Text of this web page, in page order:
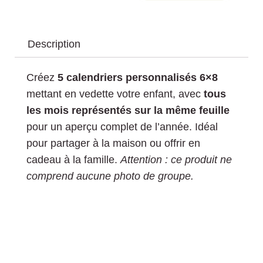
Description
Créez 5 calendriers personnalisés 6×8
mettant en vedette votre enfant, avec tous
les mois représentés sur la même feuille
pour un aperçu complet de l’année. Idéal
pour partager à la maison ou offrir en
cadeau à la famille.Attention : ce produit ne
comprend aucune photo de groupe.